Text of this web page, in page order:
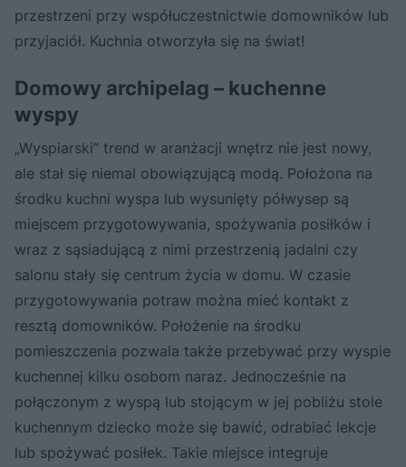
przestrzeni przy współuczestnictwie domowników lub
przyjaciół. Kuchnia otworzyła się na świat!
Domowy archipelag – kuchenne
wyspy
„Wyspiarski” trend w aranżacji wnętrz nie jest nowy,
ale stał się niemal obowiązującą modą. Położona na
środku kuchni wyspa lub wysunięty półwysep są
miejscem przygotowywania, spożywania posiłków i
wraz z sąsiadującą z nimi przestrzenią jadalni czy
salonu stały się centrum życia w domu. W czasie
przygotowywania potraw można mieć kontakt z
resztą domowników. Położenie na środku
pomieszczenia pozwala także przebywać przy wyspie
kuchennej kilku osobom naraz. Jednocześnie na
połączonym z wyspą lub stojącym w jej pobliżu stole
kuchennym dziecko może się bawić, odrabiać lekcje
lub spożywać posiłek. Takie miejsce integruje